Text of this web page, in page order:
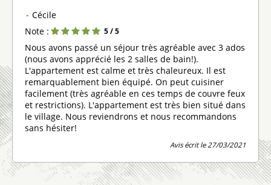
Cécile
Note :
5 / 5
Nous avons passé un séjour très agréable avec 3 ados
(nous avons apprécié les 2 salles de bain!).
L'appartement est calme et très chaleureux. Il est
remarquablement bien équipé. On peut cuisiner
facilement (très agréable en ces temps de couvre feux
et restrictions). L'appartement est très bien situé dans
le village. Nous reviendrons et nous recommandons
sans hésiter!
Avis écrit le 27/03/2021